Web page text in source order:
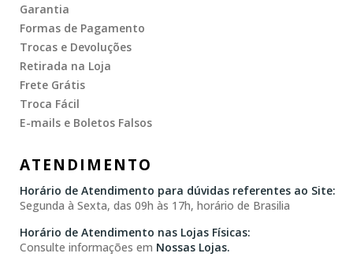
Garantia
Formas de Pagamento
Trocas e Devoluções
Retirada na Loja
Frete Grátis
Troca Fácil
E-mails e Boletos Falsos
ATENDIMENTO
Horário de Atendimento para dúvidas referentes ao Site:
Segunda à Sexta, das 09h às 17h, horário de Brasilia
Horário de Atendimento nas Lojas Físicas:
Consulte informações em Nossas Lojas.